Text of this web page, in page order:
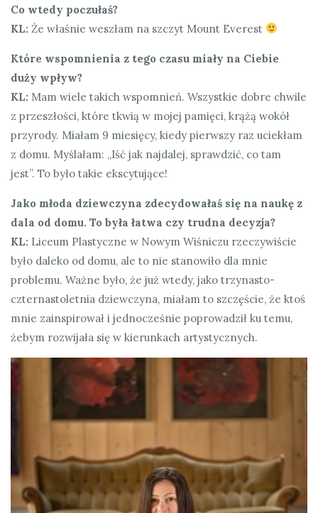
Co wtedy poczułaś?
KL: Że właśnie weszłam na szczyt Mount Everest
Które wspomnienia z tego czasu miały na Ciebie
duży wpływ?
KL: Mam wiele takich wspomnień. Wszystkie dobre chwile
z przeszłości, które tkwią w mojej pamięci, krążą wokół
przyrody. Miałam 9 miesięcy, kiedy pierwszy raz uciekłam
z domu. Myślałam: „Iść jak najdalej, sprawdzić, co tam
jest”. To było takie ekscytujące!
Jako młoda dziewczyna zdecydowałaś się na naukę z
dala od domu. To była łatwa czy trudna decyzja?
KL: Liceum Plastyczne w Nowym Wiśniczu rzeczywiście
było daleko od domu, ale to nie stanowiło dla mnie
problemu. Ważne było, że już wtedy, jako trzynasto-
czternastoletnia dziewczyna, miałam to szczęście, że ktoś
mnie zainspirował i jednocześnie poprowadził ku temu,
żebym rozwijała się w kierunkach artystycznych.